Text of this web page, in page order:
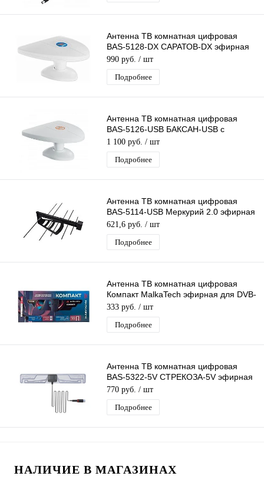
Антенна ТВ комнатная цифровая
BAS-5128-DX САРАТОВ-DX эфирная
для DVB-T2 телевидения Рэмо
990 руб. / шт
Подробнее
Антенна ТВ комнатная цифровая
BAS-5126-USB БАКСАН-USB с
усилителем эфирная для DVB-T2
Рэмо
1 100 руб. / шт
Подробнее
Антенна ТВ комнатная цифровая
BAS-5114-USB Меркурий 2.0 эфирная
для DVB-T2 телевидения
621,6 руб. / шт
Подробнее
Антенна ТВ комнатная цифровая
Компакт MalkaTech эфирная для DVB-
T2 телевидения
333 руб. / шт
Подробнее
Антенна ТВ комнатная цифровая
BAS-5322-5V СТРЕКОЗА-5V эфирная
для DVB-T2 телевидения Рэмо
770 руб. / шт
Подробнее
НАЛИЧИЕ В МАГАЗИНАХ